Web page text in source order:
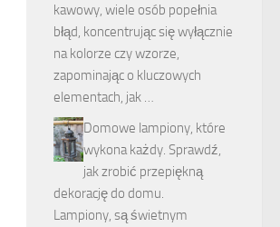
kawowy, wiele osób popełnia
błąd, koncentrując się wyłącznie
na kolorze czy wzorze,
zapominając o kluczowych
elementach, jak …
Domowe lampiony, które
wykona każdy. Sprawdź,
jak zrobić przepiękną
dekorację do domu.
Lampiony, są świetnym